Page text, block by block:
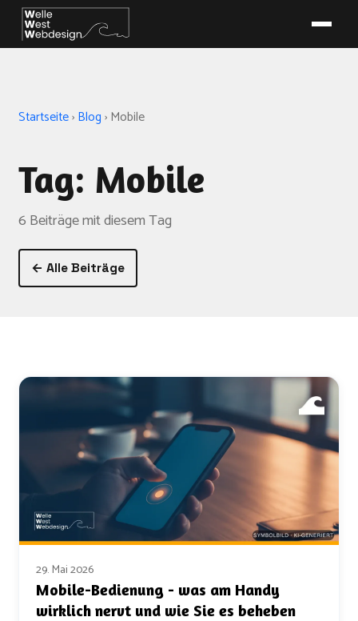
Startseite› Blog › Mobile
Tag: Mobile
6 Beiträge mit diesem Tag
← Alle Beiträge
29. Mai 2026
Mobile-Bedienung - was am Handy
wirklich nervt und wie Sie es beheben